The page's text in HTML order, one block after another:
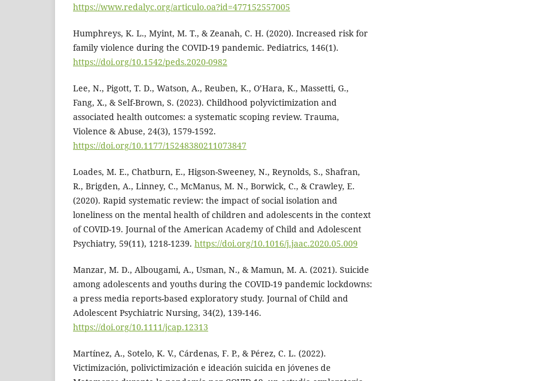
https://www.redalyc.org/articulo.oa?id=477152557005
Humphreys, K. L., Myint, M. T., & Zeanah, C. H. (2020). Increased risk for
family violence during the COVID-19 pandemic. Pediatrics, 146(1).
https://doi.org/10.1542/peds.2020-0982
Lee, N., Pigott, T. D., Watson, A., Reuben, K., O’Hara, K., Massetti, G.,
Fang, X., & Self-Brown, S. (2023). Childhood polyvictimization and
associated health outcomes: a systematic scoping review. Trauma,
Violence & Abuse, 24(3), 1579-1592.
https://doi.org/10.1177/15248380211073847
Loades, M. E., Chatburn, E., Higson-Sweeney, N., Reynolds, S., Shafran,
R., Brigden, A., Linney, C., McManus, M. N., Borwick, C., & Crawley, E.
(2020). Rapid systematic review: the impact of social isolation and
loneliness on the mental health of children and adolescents in the context
of COVID-19. Journal of the American Academy of Child and Adolescent
Psychiatry, 59(11), 1218-1239. https://doi.org/10.1016/j.jaac.2020.05.009
Manzar, M. D., Albougami, A., Usman, N., & Mamun, M. A. (2021). Suicide
among adolescents and youths during the COVID-19 pandemic lockdowns:
a press media reports-based exploratory study. Journal of Child and
Adolescent Psychiatric Nursing, 34(2), 139-146.
https://doi.org/10.1111/jcap.12313
Martínez, A., Sotelo, K. V., Cárdenas, F. P., & Pérez, C. L. (2022).
Victimización, polivictimización e ideación suicida en jóvenes de